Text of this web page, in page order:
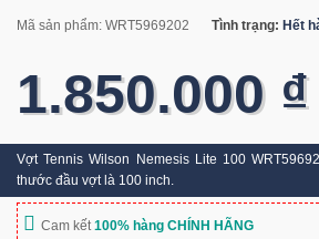
Mã sản phẩm: WRT5969202 Tình trạng: Hết
1.850.000 ₫
Vợt Tennis Wilson Nemesis Lite 100
thước đầu vợt là 100 inch.
Cam kết100% hàng CHÍNH HÃNG